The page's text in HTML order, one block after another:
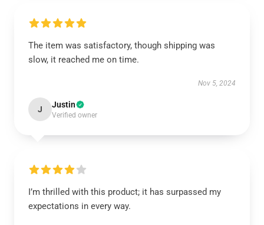
The item was satisfactory, though shipping was
slow, it reached me on time.
Nov 5, 2024
J Justin
Verified owner
I’m thrilled with this product; it has surpassed my
expectations in every way.